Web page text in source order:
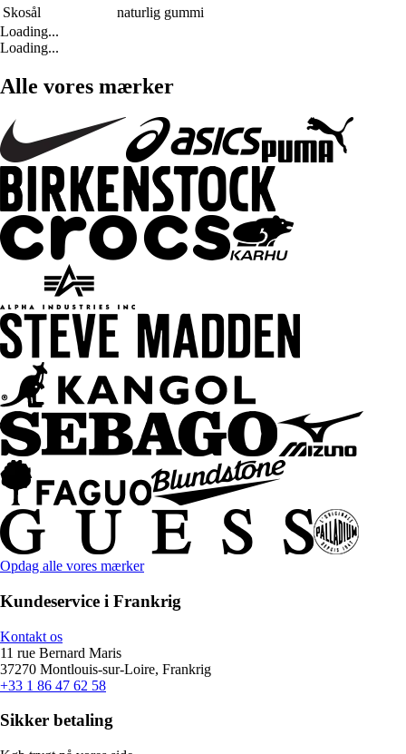
Skosål
naturlig gummi
Loading...
Loading...
Alle vores mærker
Opdag alle vores mærker
Kundeservice i Frankrig
Kontakt os
11 rue Bernard Maris
37270 Montlouis-sur-Loire, Frankrig
+33 1 86 47 62 58
Sikker betaling